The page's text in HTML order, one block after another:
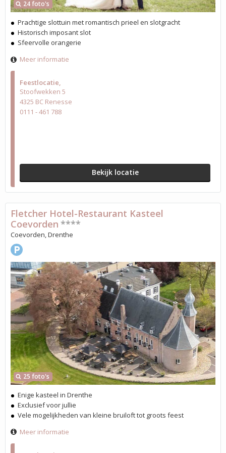
Feestlocatie
Stoofwekken 5
4325 BC Renesse
0111 - 461 788
Bekijk locatie
24 foto's
Prachtige slottuin met romantisch prieel en slotgracht
Historisch imposant slot
Sfeervolle orangerie
Meer informatie
25 foto's
Fletcher Hotel-Restaurant Kasteel
Coevorden ****
Coevorden, Drenthe
Enige kasteel in Drenthe
Exclusief voor jullie
Vele mogelijkheden van kleine bruiloft tot groots feest
Meer informatie